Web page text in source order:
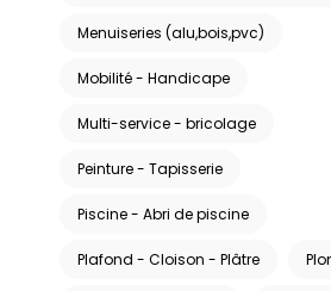
Menuiseries (alu,bois,pvc)
Mobilité - Handicape
Multi-service - bricolage
Peinture - Tapisserie
Piscine - Abri de piscine
Plafond - Cloison - Plâtre